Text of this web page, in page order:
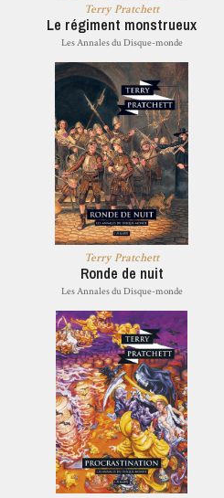
Terry Pratchett
Le régiment monstrueux
Les Annales du Disque-monde
Terry Pratchett
Ronde de nuit
Les Annales du Disque-monde